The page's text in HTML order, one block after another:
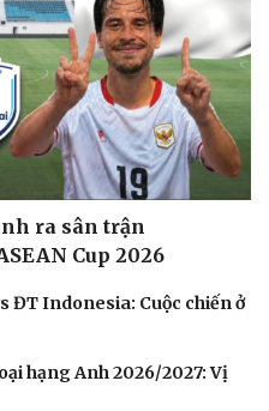
ra sân trận
Cup 2026
ĐT Indonesia: Cuộc chiến ở
hạng Anh 2026/2027: Vị